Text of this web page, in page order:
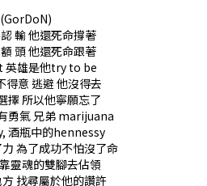
(GorDoN)
輸 他還死命撐著
頭 他還死命跟著
英雄是他try to be
得意 逃避 他沒得去
擇 所以他寧願忘了
勇氣 兄弟 marijuana
酒瓶中的hennessy
為了成功不怕沒了命
靈魂的雙腳去佔領
找尋屬於他的讚許